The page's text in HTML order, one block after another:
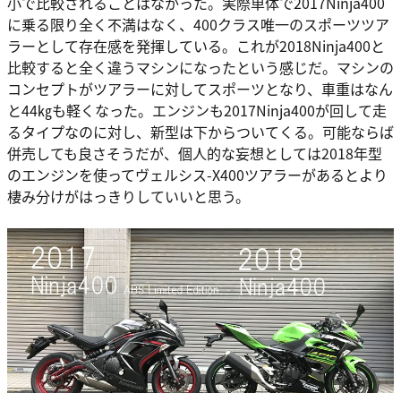
に乗る限り全く不満はなく、400クラス唯一のスポーツツア
ラーとして存在感を発揮している。これが2018Ninja400と
比較すると全く違うマシンになったという感じだ。マシンの
コンセプトがツアラーに対してスポーツとなり、車重はなん
と44㎏も軽くなった。エンジンも2017Ninja400が回して走
るタイプなのに対し、新型は下からついてくる。可能ならば
併売しても良さそうだが、個人的な妄想としては2018年型
のエンジンを使ってヴェルシス-X400ツアラーがあるとより
棲み分けがはっきりしていいと思う。